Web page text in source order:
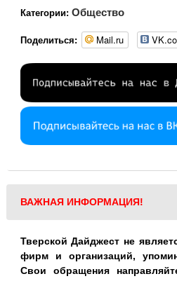
Категории: Общество
Поделиться: Mail.ru
ВАЖНАЯ ИНФОРМАЦИЯ!
Тверской Дайджест не
фирм и организаций,
Свои обращения